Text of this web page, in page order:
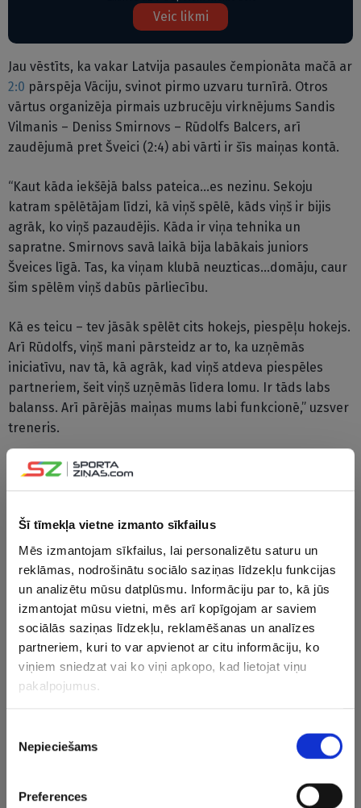
Šī tīmekļa vietne izmanto sīkfailus
Mēs izmantojam sīkfailus, lai personalizētu saturu un
reklāmas, nodrošinātu sociālo saziņas līdzekļu funkcijas
un analizētu mūsu datplūsmu. Informāciju par to, kā jūs
izmantojat mūsu vietni, mēs arī kopīgojam ar saviem
sociālās saziņas līdzekļu, reklamēšanas un analīzes
partneriem, kuri to var apvienot ar citu informāciju, ko
viņiem sniedzat vai ko viņi apkopo, kad lietojat viņu
pakalpojumus.
izvēle
Nepieciešams
Preferences
Veic likmi
Jau vēstīts, ka vakar Latvija pasaules čempionāta mačā ar
2:0 pārspēja Vāciju, svinot pirmo uzvaru turnīrā. Otros
vārtus organizēja pirmais uzbrucēju virknējums Sandis
Vilmanis – Deniss Smirnovs – Rūdolfs Balcers, arī
zaudējumā pret Šveici (2:4) abi vārti ir šīs maiņas kontā.
“Kaut kāda iekšējā balss pateica…es nezinu. Sekoju
katram spēlētājam līdzi, kā viņš spēlē, kāds viņš ir bijis
agrāk, ko viņš pazaudējis. Kāda ir viņa tehnika un
sapratne. Smirnovs savā laikā bija labākais juniors
Šveices līgā. Tas, ka viņam klubā neuzticas…domāju, caur
šim spēlēm viņš dabūs pārliecību.
Kā es teicu – tev jāsāk spēlēt cits hokejs, piespēļu hokejs.
Arī Rūdolfs, viņš mani pārsteidz ar to, ka uzņēmās
iniciatīvu, nav tā, kā agrāk, kad viņš atdeva piespēles
partneriem, šeit viņš uzņēmās līdera lomu. Ir tāds labs
balanss. Arī pārējās maiņas mums labi funkcionē,” uzsver
treneris.
×